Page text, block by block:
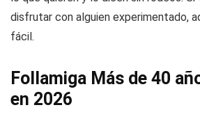
disfrutar con alguien experimentado,
fácil.
Follamiga Más de 40
en 2026